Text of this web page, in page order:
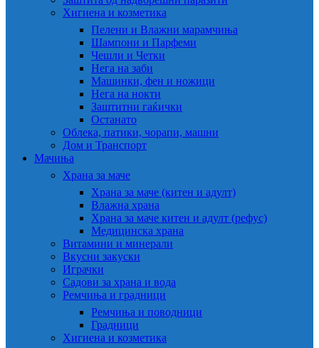
Хигиена и козметика
Пелени и Влажни марамчиња
Шампони и Парфеми
Чешли и Четки
Нега на заби
Машинки, фен и ножици
Нега на нокти
Заштитни гаќички
Останато
Облека, патики, чорапи, машни
Дом и Транспорт
Мачиња
Храна за маче
Храна за маче (китен и адулт)
Влажна храна
Храна за маче китен и адулт (рефус)
Медицинска храна
Витамини и минерали
Вкусни закуски
Играчки
Садови за храна и вода
Ремчиња и градници
Ремчиња и поводници
Градници
Хигиена и козметика